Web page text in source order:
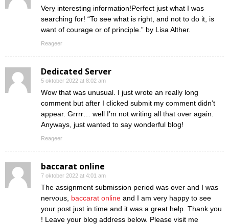
Very interesting information!Perfect just what I was
searching for! “To see what is right, and not to do it, is
want of courage or of principle.” by Lisa Alther.
Reageer
Dedicated Server
5 oktober 2022 at 8:02 am
Wow that was unusual. I just wrote an really long
comment but after I clicked submit my comment didn’t
appear. Grrrr… well I’m not writing all that over again.
Anyways, just wanted to say wonderful blog!
Reageer
baccarat online
7 oktober 2022 at 4:01 am
The assignment submission period was over and I was
nervous, baccarat online and I am very happy to see
your post just in time and it was a great help. Thank you
! Leave your blog address below. Please visit me